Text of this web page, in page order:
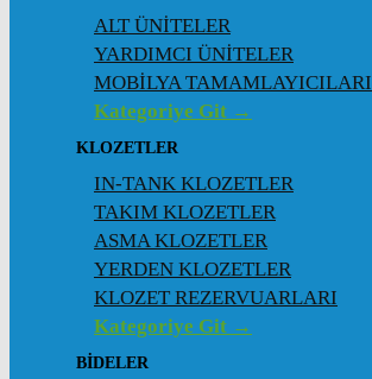
ALT ÜNİTELER
YARDIMCI ÜNİTELER
MOBİLYA TAMAMLAYICILARI
Kategoriye Git →
KLOZETLER
IN-TANK KLOZETLER
TAKIM KLOZETLER
ASMA KLOZETLER
YERDEN KLOZETLER
KLOZET REZERVUARLARI
Kategoriye Git →
BİDELER